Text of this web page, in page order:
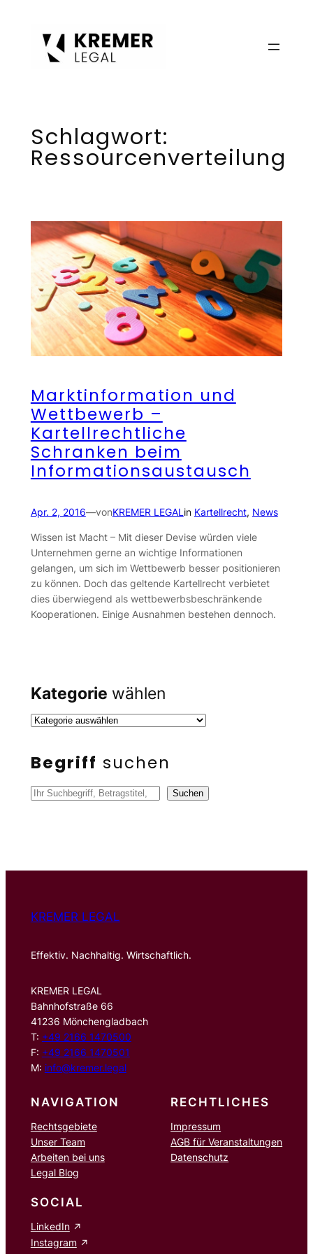
Schlagwort:
Ressourcenverteilung
Marktinformation und
Wettbewerb –
Kartellrechtliche
Schranken beim
Informationsaustausch
Apr. 2, 2016—vonKREMER LEGALin Kartellrecht, News
Wissen ist Macht – Mit dieser Devise würden viele
Unternehmen gerne an wichtige Informationen
gelangen, um sich im Wettbewerb besser positionieren
zu können. Doch das geltende Kartellrecht verbietet
dies überwiegend als wettbewerbsbeschränkende
Kooperationen. Einige Ausnahmen bestehen dennoch.
Kategorie wählen
Begriff suchen
S
n
Suchen
KREMER LEGAL
Effektiv. Nachhaltig. Wirtschaftlich.
KREMER LEGAL
Bahnhofstraße 66
41236 Mönchengladbach
T: +49 2166 1470500
F: +49 2166 1470501
M: info@kremer.legal
NAVIGATION
Rechtsgebiete
Unser Team
Arbeiten bei uns
Legal Blog
RECHTLICHES
Impressum
AGB für Veranstaltungen
Datenschutz
SOCIAL
LinkedIn
Instagram